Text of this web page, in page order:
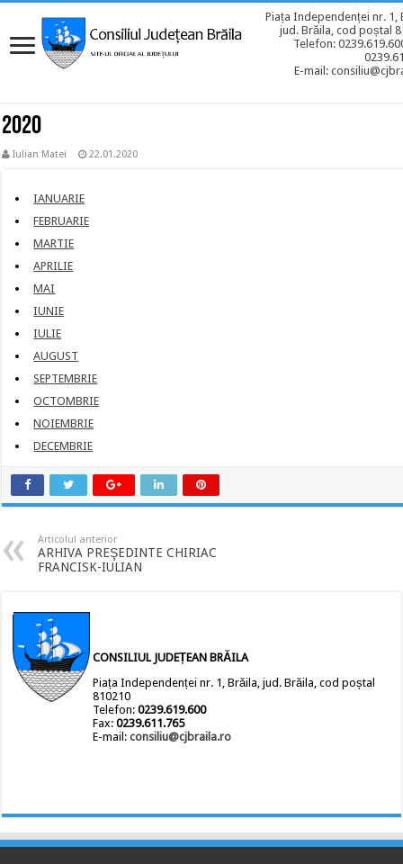
Piața Independenței nr. 1,
jud. Brăila, cod poștal
Telefon:
E-mail:
2020
Iulian Matei 22.01.2020
IANUARIE
FEBRUARIE
MARTIE
APRILIE
MAI
IUNIE
IULIE
AUGUST
SEPTEMBRIE
OCTOMBRIE
NOIEMBRIE
DECEMBRIE
Articolul anterior
ARHIVA PREŞEDINTE CHIRIAC
FRANCISK-IULIAN
CONSILIUL JUDEȚEAN BRĂILA
Piața Independenței nr. 1, Brăila, jud. Brăila, cod poștal
810210
Telefon:0239.619.600
Fax:0239.611.765
E-mail:consiliu@cjbraila.ro